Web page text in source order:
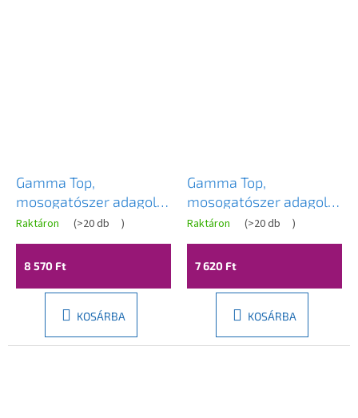
Gamma Top,
mosogatószer adagoló
mosogatóhoz 400 ml,
fényes arany, GMA-
DOZL-GD
Raktáron (>20 db )
8 570 Ft
KOSÁRBA
Gamma Top,
mosogatószer adagoló
mosogatóhoz 400ml,
acél, GMA-DOZL-IX
Raktáron (>20 db )
7 620 Ft
KOSÁRBA